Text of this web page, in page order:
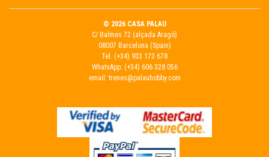
© 2026 CASA PALAU
C/ Balmes 72 (alçada Aragó)
08007 Barcelona (Spain)
Tel. (+34) 933 173 678
WhatsApp: (+34) 606 328 056
email: trenes@palauhobby.com